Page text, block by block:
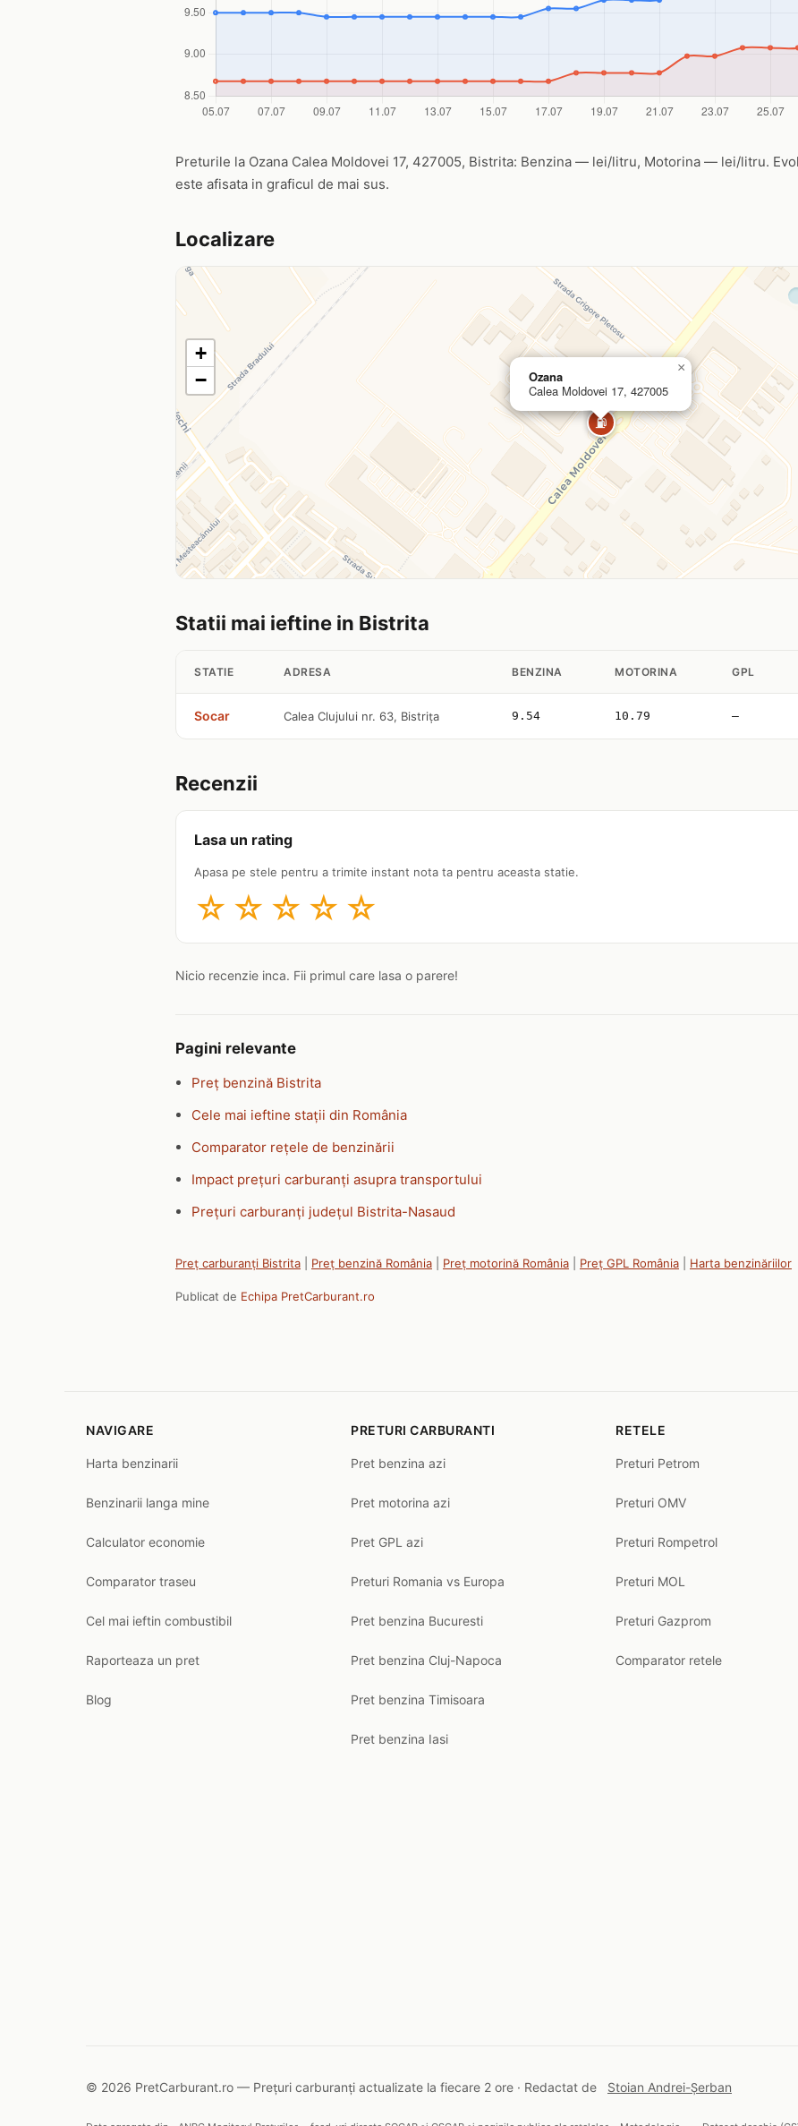
Preturile la Ozana Calea Moldovei 17, 427005, Bistrita: Benzina — lei/litru, Motorina — lei/litru.
este afisata in graficul de mai sus.
Localizare
⛽
Ozana
Calea Moldovei 17, 427005
×
+
−
Statii mai ieftine in Bistrita
STATIE ADRESA BENZINA MOTORINA GPL
Socar Calea Clujului nr. 63, Bistriţa 9.54 10.79 —
Recenzii
Lasa un rating
Apasa pe stele pentru a trimite instant nota ta pentru aceasta statie.
☆ ☆ ☆ ☆ ☆
Nicio recenzie inca. Fii primul care lasa o parere!
Pagini relevante
Preț benzină Bistrita
Cele mai ieftine stații din România
Comparator rețele de benzinării
Impact prețuri carburanți asupra transportului
Prețuri carburanți județul Bistrita-Nasaud
Preț carburanți Bistrita Preț benzină România Preț motorină România Preț GPL România Harta benzinăriilor
Publicat de Echipa PretCarburant.ro
NAVIGARE
Harta benzinarii
Benzinarii langa mine
Calculator economie
Comparator traseu
Cel mai ieftin combustibil
Raporteaza un pret
Blog
PRETURI CARBURANTI
Pret benzina azi
Pret motorina azi
Pret GPL azi
Preturi Romania vs Europa
Pret benzina Bucuresti
Pret benzina Cluj-Napoca
Pret benzina Timisoara
Pret benzina Iasi
RETELE
Preturi Petrom
Preturi OMV
Preturi Rompetrol
Preturi MOL
Preturi Gazprom
Comparator retele
© 2026 PretCarburant.ro — Prețuri carburanți actualizate la fiecare 2 ore · Redactat de Stoian Andrei-Șerban